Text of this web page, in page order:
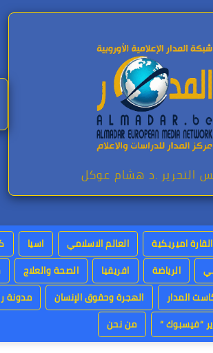
التحرير .د هشام عوكل
القارة اميريكية العالم الاسلامي اسيا
الرياضة افريقيا الصحة والعلاج
المدار الهجرة وحقوق الإنسان
مدونة
“فيسبوك “ من نحن